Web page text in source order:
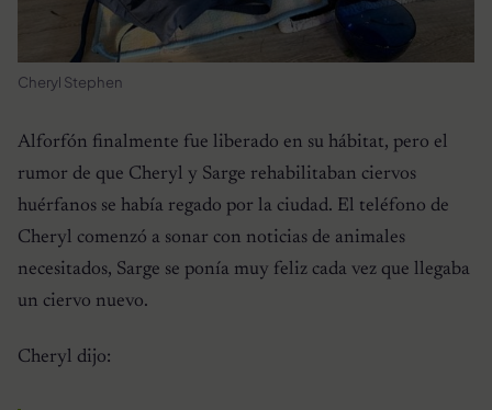
Cheryl Stephen
Alforfón finalmente fue liberado en su hábitat, pero el
rumor de que Cheryl y Sarge rehabilitaban ciervos
huérfanos se había regado por la ciudad. El teléfono de
Cheryl comenzó a sonar con noticias de animales
necesitados, Sarge se ponía muy feliz cada vez que llegaba
un ciervo nuevo.
Cheryl dijo: